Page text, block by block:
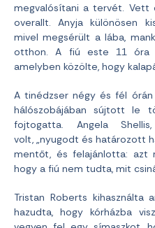
megvalósítani a tervét.
overallt. Anyja különösen
mivel megsérült a lába,
otthon. A fiú este 11 óra
amelyben közölte, hogy
A tinédzser négy és fél
hálószobájában sújtott le
fojtogatta. Angela
volt, „nyugodt és határozott
mentőt, és felajánlotta: azt
hogy a fiú nem tudta, mit
Tristan Roberts kihasználta
hazudta, hogy kórházba